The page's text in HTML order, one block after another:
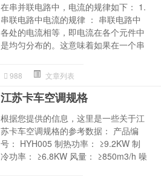
在串并联电路中，电流的规律如下： 1.
串联电路中电流的规律 ： 串联电路中
各处的电流相等，即电流在各个元件中
是均匀分布的。这意味着如果在一个串
988 文章列表
江苏卡车空调规格
根据您提供的信息，这里是一些关于江
苏卡车空调规格的参考数据： 产品编
号： HYH005 制热功率： ≥9.2KW 制
冷功率： ≥6.8KW 风量： ≥850m3/h 噪